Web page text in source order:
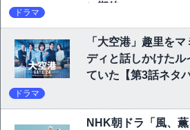
に期待
ドラマ
「大空港」趣里を
ディと話しかけた
ていた【第3話ネタ
ドラマ
NHK朝ドラ「風、